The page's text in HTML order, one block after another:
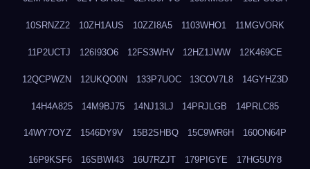
10SRNZZ2 10ZH1AUS 10ZZI8A5 1103WHO1 11MGVORK
11P2UCTJ 126I93O6 12FS3WHV 12HZ1JWW 12K469CE
12QCPWZN 12UKQO0N 133P7UOC 13COV7L8 14GYHZ3D
14H4A825 14M9BJ75 14NJ13LJ 14PRJLGB 14PRLC85
14WY7OYZ 1546DY9V 15B2SHBQ 15C9WR6H 160ON64P
16P9KSF6 16SBWI43 16U7RZJT 179PIGYE 17HG5UY8